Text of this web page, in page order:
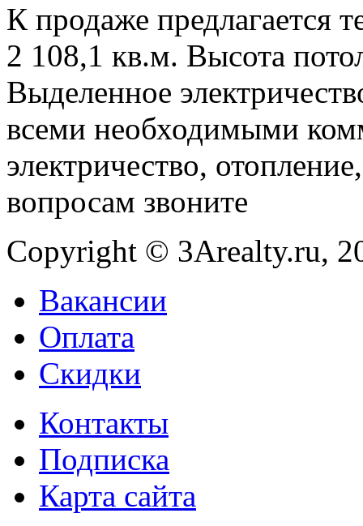
К продаже предлагается
2 108,1 кв.м. Высота
Выделенное
всеми необходимыми
электричество,
вопросам звоните
Copyright © 3Arealty.ru,
Вакансии
Оплата
Скидки
Контакты
Подписка
Карта сайта